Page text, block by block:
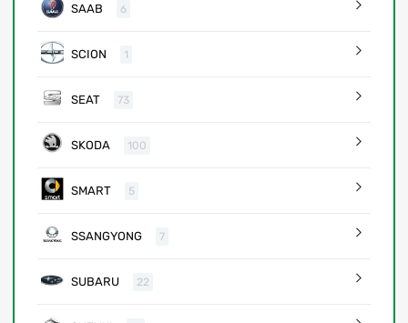
SAAB 6
SCION 1
SEAT 73
SKODA 100
SMART 5
SSANGYONG 7
SUBARU 22